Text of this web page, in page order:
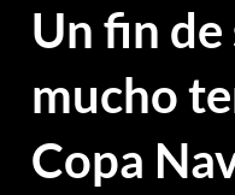
Un fin de
mucho
Copa